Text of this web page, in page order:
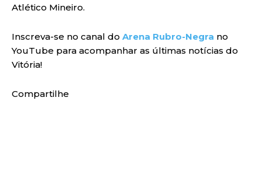
Atlético Mineiro.
Inscreva-se no canal do Arena Rubro-Negra no
YouTube para acompanhar as últimas notícias do
Vitória!
Compartilhe